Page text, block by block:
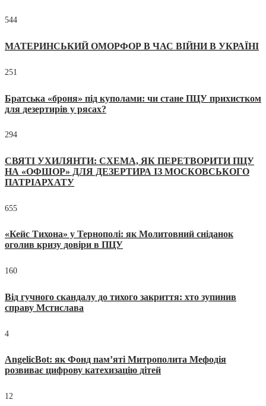
544
МАТЕРИНСЬКИЙ ОМОРФОР В ЧАС ВІЙНИ В УКРАЇНІ
251
Братська «броня» під куполами: чи стане ПЦУ прихистком
для дезертирів у рясах?
294
СВЯТІ УХИЛЯНТИ: СХЕМА, ЯК ПЕРЕТВОРИТИ ПЦУ
НА «ОФШОР» ДЛЯ ДЕЗЕРТИРА ІЗ МОСКОВСЬКОГО
ПАТРІАРХАТУ
655
«Кейс Тихона» у Тернополі: як Молитовний сніданок
оголив кризу довіри в ПЦУ
160
Від гучного скандалу до тихого закриття: хто зупинив
справу Мстислава
4
AngelicBot: як Фонд пам’яті Митрополита Мефодія
розвиває цифрову катехизацію дітей
12